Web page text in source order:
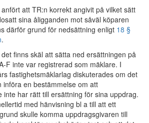
att TR:n korrekt angivit på vilket sätt
sina åligganden mot såväl köparen
därför grund för nedsättning enligt 18 §
.
finns skäl att sätta ned ersättningen på
F inte var registrerad som mäklare. I
fastighetsmäklarlag diskuterades om det
införa en bestämmelse om att
inte har rätt till ersättning för sina uppdrag.
med hänvisning bl a till att ett
skulle komma uppdragsgivaren till